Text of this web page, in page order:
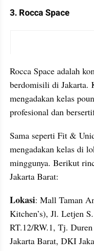
3. Rocca Space
Rocca Space adalah
berdomisili di Jakarta.
mengadakan kelas
profesional dan
Sama seperti Fit &
mengadakan kelas di
minggunya. Berikut
Jakarta Barat:
Lokasi: Mall Taman
Kitchen’s), Jl. Letjen
RT.12/RW.1, Tj.
Jakarta Barat, DKI